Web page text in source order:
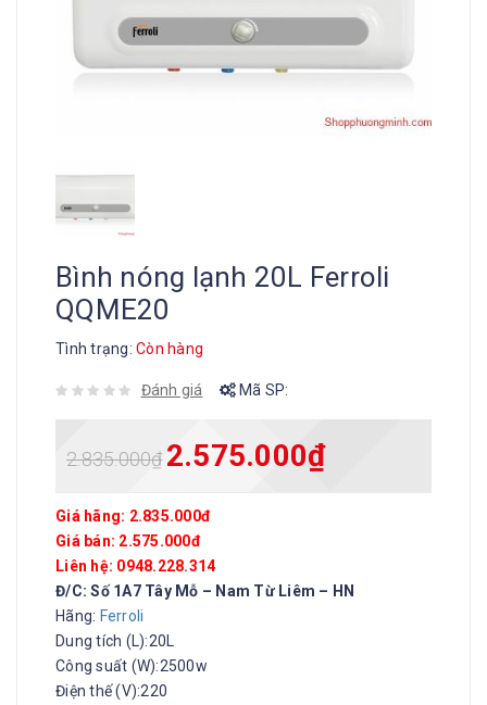
Bình nóng lạnh 20L Ferroli
QQME20
Tình trạng: Còn hàng
Đánh giá Mã SP:
2.835.000₫ 2.575.000₫
Giá hãng: 2.835.000đ
Giá bán: 2.575.000đ
Liên hệ: 0948.228.314
Đ/C: Số 1A7 Tây Mỗ – Nam Từ Liêm – HN
Hãng: Ferroli
Dung tích (L):20L
Công suất (W):2500w
Điện thế (V):220